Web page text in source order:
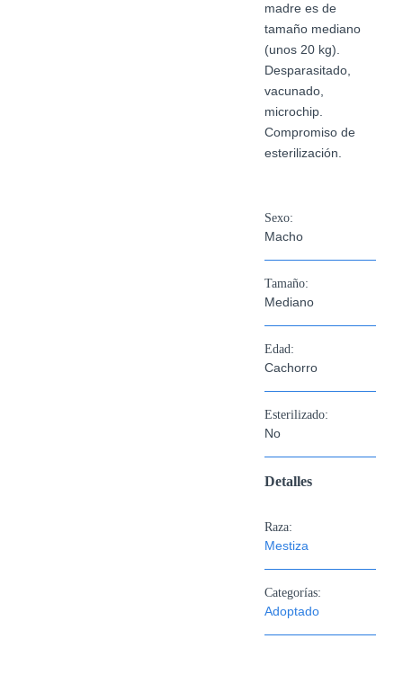
madre es de
tamaño mediano
(unos 20 kg).
Desparasitado,
vacunado,
microchip.
Compromiso de
esterilización.
Sexo:
Macho
Tamaño:
Mediano
Edad:
Cachorro
Esterilizado:
No
Detalles
Raza:
Mestiza
Categorías:
Adoptado